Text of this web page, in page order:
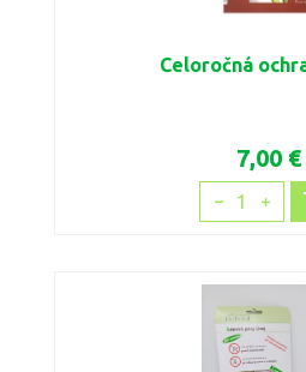
Celoročná
7,00 €
1